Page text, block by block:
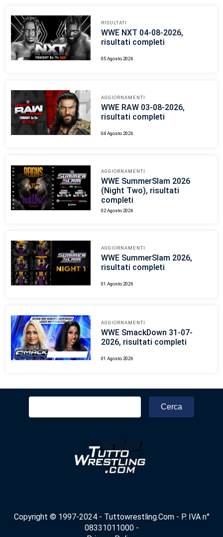
RISULTATI
WWE NXT 04-08-2026,
risultati completi
05 Agosto 2026
AGGIORNAMENTI
WWE RAW 03-08-2026,
risultati completi
04 Agosto 2026
AGGIORNAMENTI
WWE SummerSlam 2026
(Night Two), risultati
completi
02 Agosto 2026
AGGIORNAMENTI
WWE SummerSlam 2026,
risultati completi
01 Agosto 2026
AGGIORNAMENTI
WWE SmackDown 31-07-
2026, risultati completi
01 Agosto 2026
Ricerca
Copyright © 1997-2024 - Tuttowrestling.Com - P. IVA n°
08331011000 -